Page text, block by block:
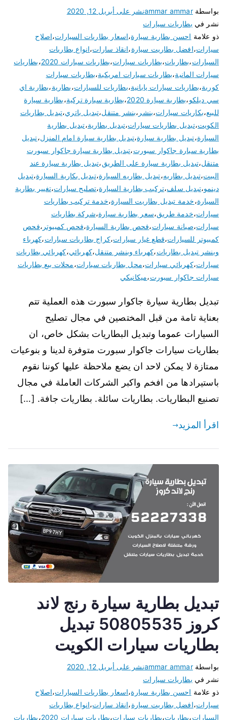
بواسطةammar ammarنشر على أبريل 12, 2020
نشر في بطاريات سيارات
ذو علامة احسن بطارية سيارة،اسعار بطاريات السيارات،اصلاح
سيارات،افضل بطاريت سيارة،انقاذ سارات،انواع بطاريات
السيارات،بطاريات،بطاريات سيارات،بطاريات سيارات 2020 ،بطاريات
سيارات المانية،بطاريات سيارات امريكية،بطاريات سيارات
كورية،بطاريات سيارات يابانية،بطاريات للسيارات،بطارية،بطارية اي
سي ديلكو،بطارية سيارة 2020 ،بطارية سيارة تركية،بطارية سيارة
للبيع،بكاريات سيارات،بنشر ،بنشر متنقل،تبديل باتري،تبديل بطاريات
الكويت،تبديل بطاريات سيارات،تبديل بطارية،تبديل بطارية
السيارة،تبديل بطارية سيارة،تبديل بطارية سيارة امام المنزل،تبديل
بطارية سيارة جاكوار سبورت،تبديل بطارية سيارة جاكوار سبورت
متنقل،تبديل بطارية سيارة على الطريق،تبديل بطارية سيارة عند
البيت،تبديل بطاريه،تبديل بطاريه السيارة،تبديل بكارية السيارة،تبديل
دينمو،تبديل سلف،تركيب بطارية السيارة،تصليح سيارات،تغيير بطارية
السيارة،خدمة تبديل بطاريت السيارة،خدمة تركيب بطاريات
سيارات،خدمة طريق،سعر بطارية سيارة،شركة بطاريات
سيارات،صيانة سيارات،فحص بطارية السيارة،فحص كمبيوتر ،فحص
كمبيوتر للسيارات،قطع غيار سيارات،كراج بطاريات سيارات،كهرباء
وبنشر تبديل بطاريات،كهرباء وبنشر متنقل،كهربائي،كهربائي بطاريات
سيارات،كهربائي سيارات،محل بطاريات سيارات،محلات بيع بطاريات
سيارات جاكوار سبورت،ميكانيكي
تبديل بطارية سيارة جاكوار سبورت هذه العملية تتم
بعناية تامة من قبل المختصين في مجال تصليح
السيارات عموما وتبديل البطاريات بشكل خاص، ان
بطاريات سيارات جاكوار سبورت متوفرة لدينا و بنوعيات
ممتازة لا يمكن لاحد ان يضع ملاحظة عليها كوننا نقوم
باستيرادها من افخم واكبر الشركات العاملة في مجال
تصنيع البطاريات. بطاريات سائلة. بطاريات جافة. […]
اقرأ المزيد
تبديل بطارية سيارة رنج لاند
كروز 50805535 تبديل
بطاريات سيارات الكويت
بواسطةammar ammarنشر على أبريل 12, 2020
نشر في بطاريات سيارات
ذو علامة احسن بطارية سيارة،اسعار بطاريات السيارات،اصلاح
سيارات،افضل بطاريت سيارة،انقاذ سارات،انواع بطاريات
السيارات،بطاريات،بطاريات سيارات،بطاريات سيارات 2020 ،بطاريات